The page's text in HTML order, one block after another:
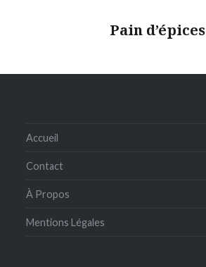
Pain d’épices
Accueil
Contact
À Propos
Mentions Légales